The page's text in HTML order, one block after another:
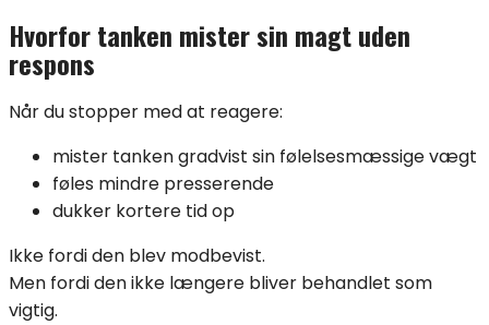
Hvorfor tanken mister sin magt uden
respons
Når du stopper med at reagere:
mister tanken gradvist sin følelsesmæssige vægt
føles mindre presserende
dukker kortere tid op
Ikke fordi den blev modbevist.
Men fordi den ikke længere bliver behandlet som
vigtig.